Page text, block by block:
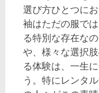
選び方ひとつに
袖はただの服で
る特別な存在な
や、様々な選択
る体験は、一生
う。特にレンタ